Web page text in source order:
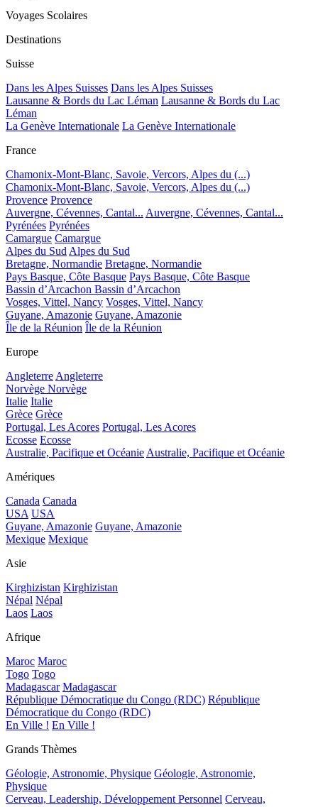
Voyages Scolaires
Destinations
Suisse
Dans les Alpes Suisses Dans les Alpes Suisses
Lausanne & Bords du Lac Léman Lausanne & Bords du Lac
Léman
La Genève Internationale La Genève Internationale
France
Chamonix-Mont-Blanc, Savoie, Vercors, Alpes du (...)
Chamonix-Mont-Blanc, Savoie, Vercors, Alpes du (...)
Provence Provence
Auvergne, Cévennes, Cantal... Auvergne, Cévennes, Cantal...
Pyrénées Pyrénées
Camargue Camargue
Alpes du Sud Alpes du Sud
Bretagne, Normandie Bretagne, Normandie
Pays Basque, Côte Basque Pays Basque, Côte Basque
Bassin d’Arcachon Bassin d’Arcachon
Vosges, Vittel, Nancy Vosges, Vittel, Nancy
Guyane, Amazonie Guyane, Amazonie
Île de la Réunion Île de la Réunion
Europe
Angleterre Angleterre
Norvège Norvège
Italie Italie
Grèce Grèce
Portugal, Les Acores Portugal, Les Acores
Ecosse Ecosse
Australie, Pacifique et Océanie Australie, Pacifique et Océanie
Amériques
Canada Canada
USA USA
Guyane, Amazonie Guyane, Amazonie
Mexique Mexique
Asie
Kirghizistan Kirghizistan
Népal Népal
Laos Laos
Afrique
Maroc Maroc
Togo Togo
Madagascar Madagascar
République Démocratique du Congo (RDC) République
Démocratique du Congo (RDC)
En Ville ! En Ville !
Grands Thèmes
Géologie, Astronomie, Physique Géologie, Astronomie,
Physique
Cerveau, Leadership, Développement Personnel Cerveau,